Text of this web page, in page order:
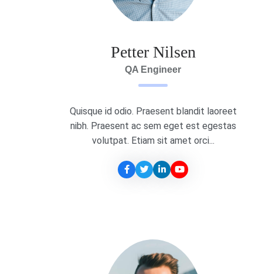
Petter Nilsen
QA Engineer
Quisque id odio. Praesent blandit laoreet
nibh. Praesent ac sem eget est egestas
volutpat. Etiam sit amet orci...